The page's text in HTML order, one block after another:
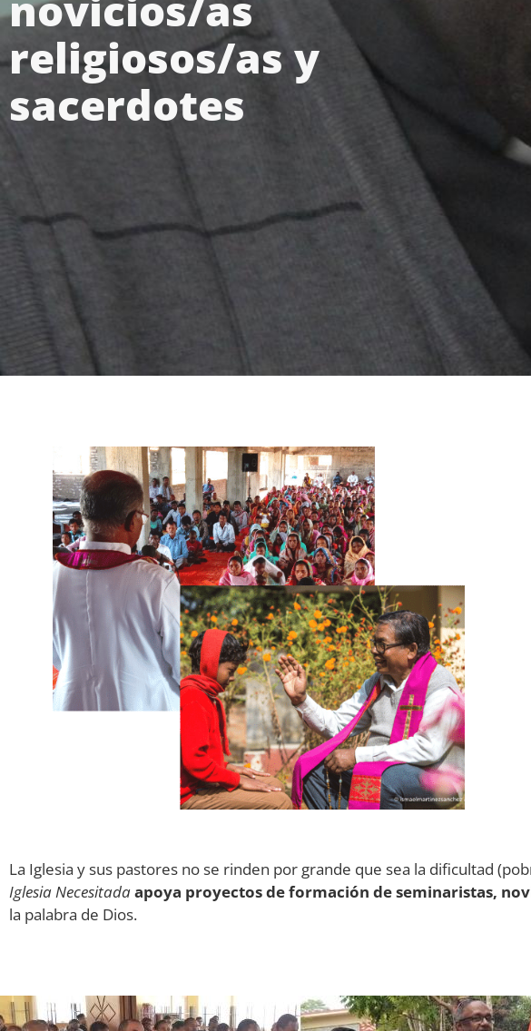
religiosos/as y
sacerdotes
La Iglesia y sus pastores no se rinden por grande que sea la dificultad
Iglesia Necesitadaapoya proyectos de formación de seminaristas,
la palabra de Dios.